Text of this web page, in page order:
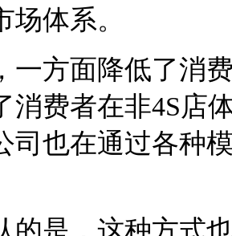
场体系。
一方面降低了消
消费者在非4S店
司也在通过各种